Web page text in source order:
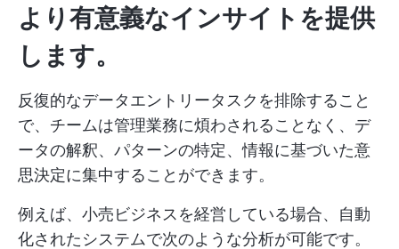
より有意義なインサイトを提供
します。
反復的なデータエントリータスクを排除すること
で、チームは管理業務に煩わされることなく、デ
ータの解釈、パターンの特定、情報に基づいた意
思決定に集中することができます。
例えば、小売ビジネスを経営している場合、自動
化されたシステムで次のような分析が可能です。